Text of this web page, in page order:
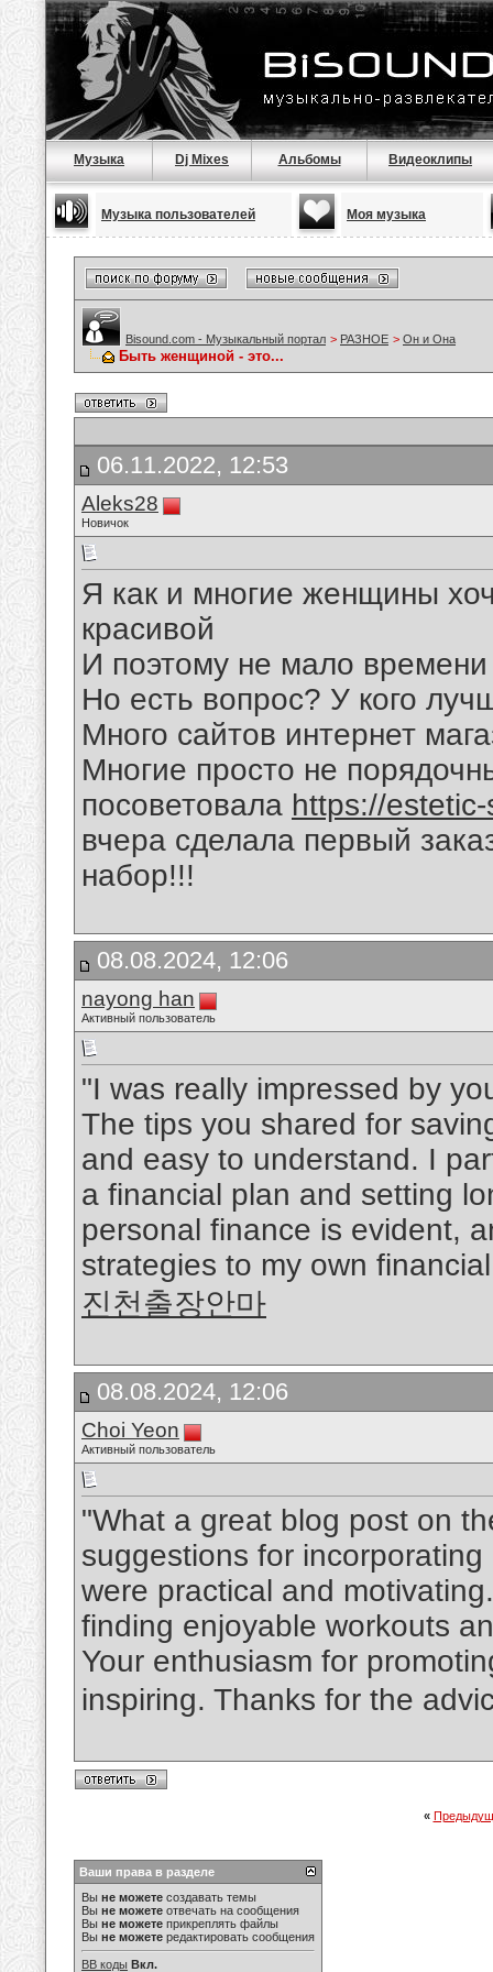
Музыка Dj Mixes Альбомы Видеоклипы
Музыка пользователей Моя музыка
Bisound.com - Музыкальный портал > РАЗНОЕ > Он и Она
Быть женщиной - это...
06.11.2022, 12:53
Aleks28
Новичок
Я как и многие женщины
красивой
И поэтому не мало
Но есть вопрос? У кого
Много сайтов интернет
Многие просто не
посоветовала https://
вчера сделала первый
набор!!!
08.08.2024, 12:06
nayong han
Активный пользователь
"I was really impressed by
The tips you shared for
and easy to understand. I
a financial plan and setting
personal finance is evident,
strategies to my own
진천출장안마
08.08.2024, 12:06
Choi Yeon
Активный пользователь
"What a great blog post on
suggestions for
were practical and
finding enjoyable workouts
Your enthusiasm for
inspiring. Thanks for the
«
Ваши права в разделе
Вы не можете создавать темы
Вы не можете отвечать на сообщения
Вы не можете прикреплять файлы
Вы не можете редактировать сообщения
BB коды Вкл.